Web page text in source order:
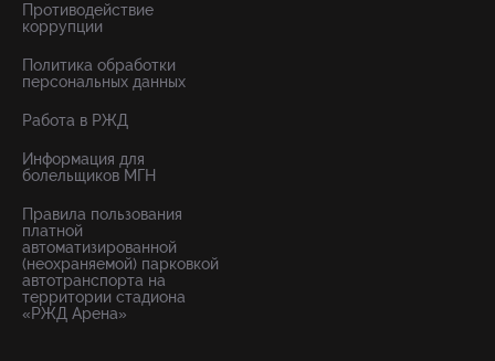
Противодействие
коррупции
Политика обработки
персональных данных
Работа в РЖД
Информация для
болельщиков МГН
Правила пользования
платной
автоматизированной
(неохраняемой) парковкой
автотранспорта на
территории стадиона
«РЖД Арена»